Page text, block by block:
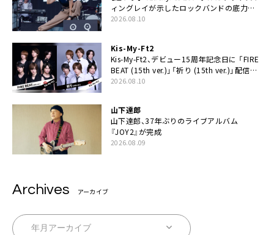
ィングレイが示したロックバンドの底力
「LuckyFesのマスコットキャラクターである
2026.08.10
Kis-My-Ft2
Kis-My-Ft2、デビュー15周年記念日に 「FIRE
BEAT (15th ver.)」「祈り (15th ver.)」配信ス
タート
2026.08.10
山下達郎
山下達郎、37年ぶりのライブアルバム
『JOY2』が完成
2026.08.09
Archives アーカイブ